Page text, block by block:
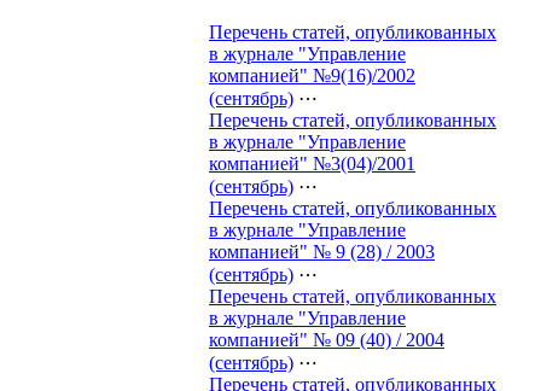
Перечень статей, опубликованных
в журнале "Управление
компанией" №9(16)/2002
(сентябрь) ⋯
Перечень статей, опубликованных
в журнале "Управление
компанией" №3(04)/2001
(сентябрь) ⋯
Перечень статей, опубликованных
в журнале "Управление
компанией" № 9 (28) / 2003
(сентябрь) ⋯
Перечень статей, опубликованных
в журнале "Управление
компанией" № 09 (40) / 2004
(сентябрь) ⋯
Перечень статей, опубликованных